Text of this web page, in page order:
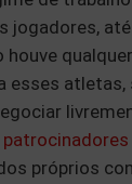
jogadores,
houve
esses atletas,
patrocinadores
próprios